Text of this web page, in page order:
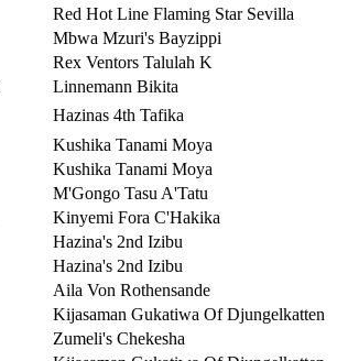
Red Hot Line Flaming Star Sevilla
Mbwa Mzuri's Bayzippi
Rex Ventors Talulah K
Linnemann Bikita
Hazinas 4th Tafika
Kushika Tanami Moya
Kushika Tanami Moya
M'Gongo Tasu A'Tatu
Kinyemi Fora C'Hakika
Hazina's 2nd Izibu
Hazina's 2nd Izibu
Aila Von Rothensande
Kijasaman Gukatiwa Of Djungelkatten
Zumeli's Chekesha